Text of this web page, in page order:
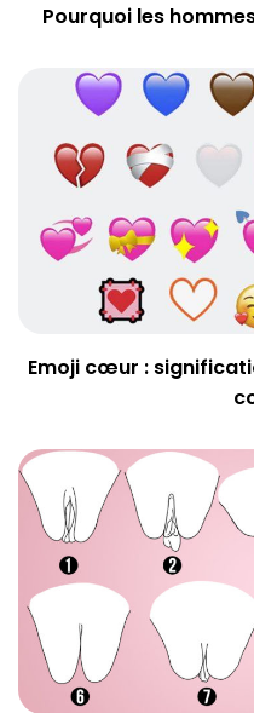
Pourquoi les
Emoji cœur :